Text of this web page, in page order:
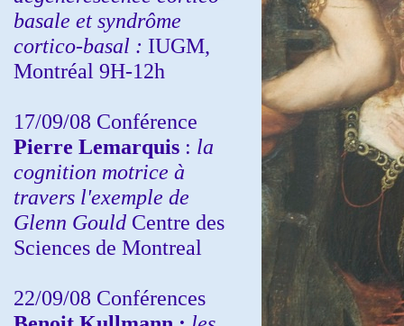
basale et syndrôme
cortico-basal : IUGM,
Montréal 9H-12h
17/09/08 Conférence
Pierre Lemarquis : la
cognition motrice à
travers l'exemple de
Glenn Gould Centre des
Sciences de Montreal
22/09/08 Conférences